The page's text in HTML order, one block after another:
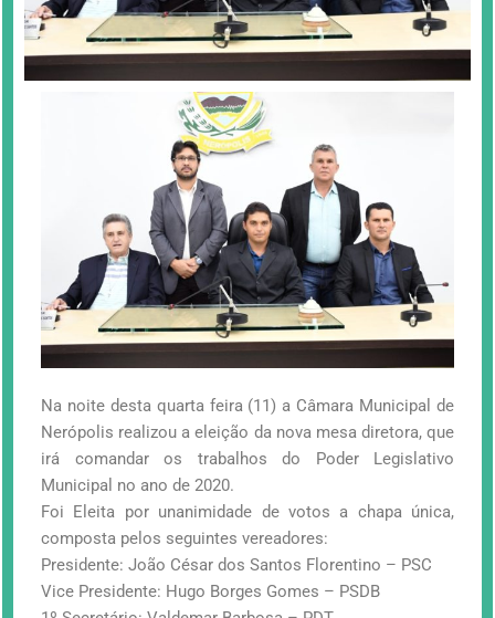
Na noite desta quarta feira (11) a Câmara Municipal de
Nerópolis realizou a eleição da nova mesa diretora, que
irá comandar os trabalhos do Poder Legislativo
Municipal no ano de 2020.
Foi Eleita por unanimidade de votos a chapa única,
composta pelos seguintes vereadores:
Presidente: João César dos Santos Florentino – PSC
Vice Presidente: Hugo Borges Gomes – PSDB